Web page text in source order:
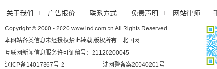
关于我们 广告报价 联系方式 免责声明 网站律师
Copyright © 2000 - 2026 www.lnd.com.cn All Rights Reserved.
本网站各类信息未经授权禁止转载 版权所有 北国网
互联网新闻信息服务许可证编号：21120200045
辽ICP备14017367号-2
沈网警备案20040201号